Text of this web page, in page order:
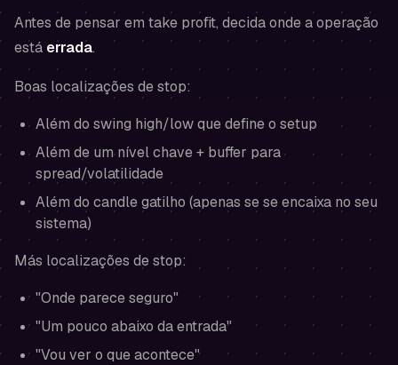
Antes de pensar em take profit, decida onde a operação
está errada.
Boas localizações de stop:
Além do swing high/low que define o setup
Além de um nível chave + buffer para
spread/volatilidade
Além do candle gatilho (apenas se se encaixa no seu
sistema)
Más localizações de stop:
"Onde parece seguro"
"Um pouco abaixo da entrada"
"Vou ver o que acontece"